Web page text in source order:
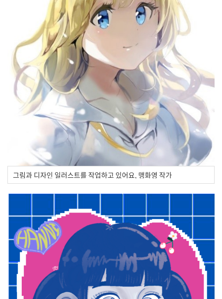
그림과 디자인 일러스트를 작업하고 있어요, 맹화영 작가